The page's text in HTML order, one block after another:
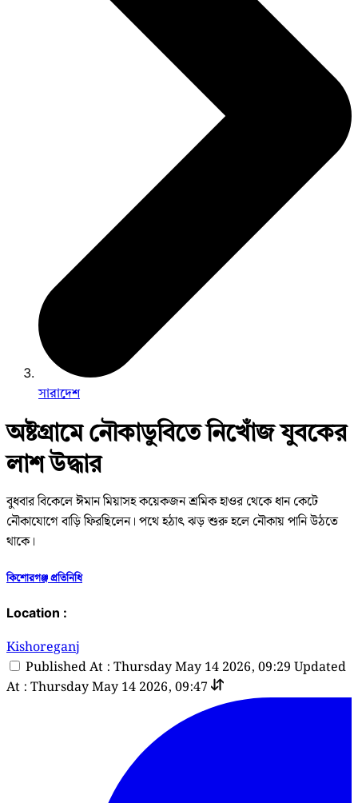
সারাদেশ
অষ্টগ্রামে নৌকাডুবিতে নিখোঁজ যুবকের
লাশ উদ্ধার
বুধবার বিকেলে ঈমান মিয়াসহ কয়েকজন শ্রমিক হাওর থেকে ধান কেটে
নৌকাযোগে বাড়ি ফিরছিলেন। পথে হঠাৎ ঝড় শুরু হলে নৌকায় পানি উঠতে
থাকে।
কিশোরগঞ্জ প্রতিনিধি
Location :
Kishoreganj
Published At : Thursday May 14 2026, 09:29 Updated
At : Thursday May 14 2026, 09:47